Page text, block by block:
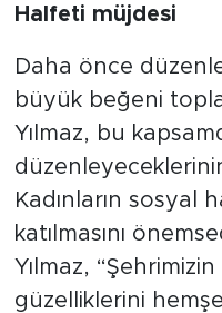
Halfeti müjdesi
Daha önce
büyük beğeni
Yılmaz, bu
Kadınların sosyal
katılmasını
Yılmaz,
güzelliklerini